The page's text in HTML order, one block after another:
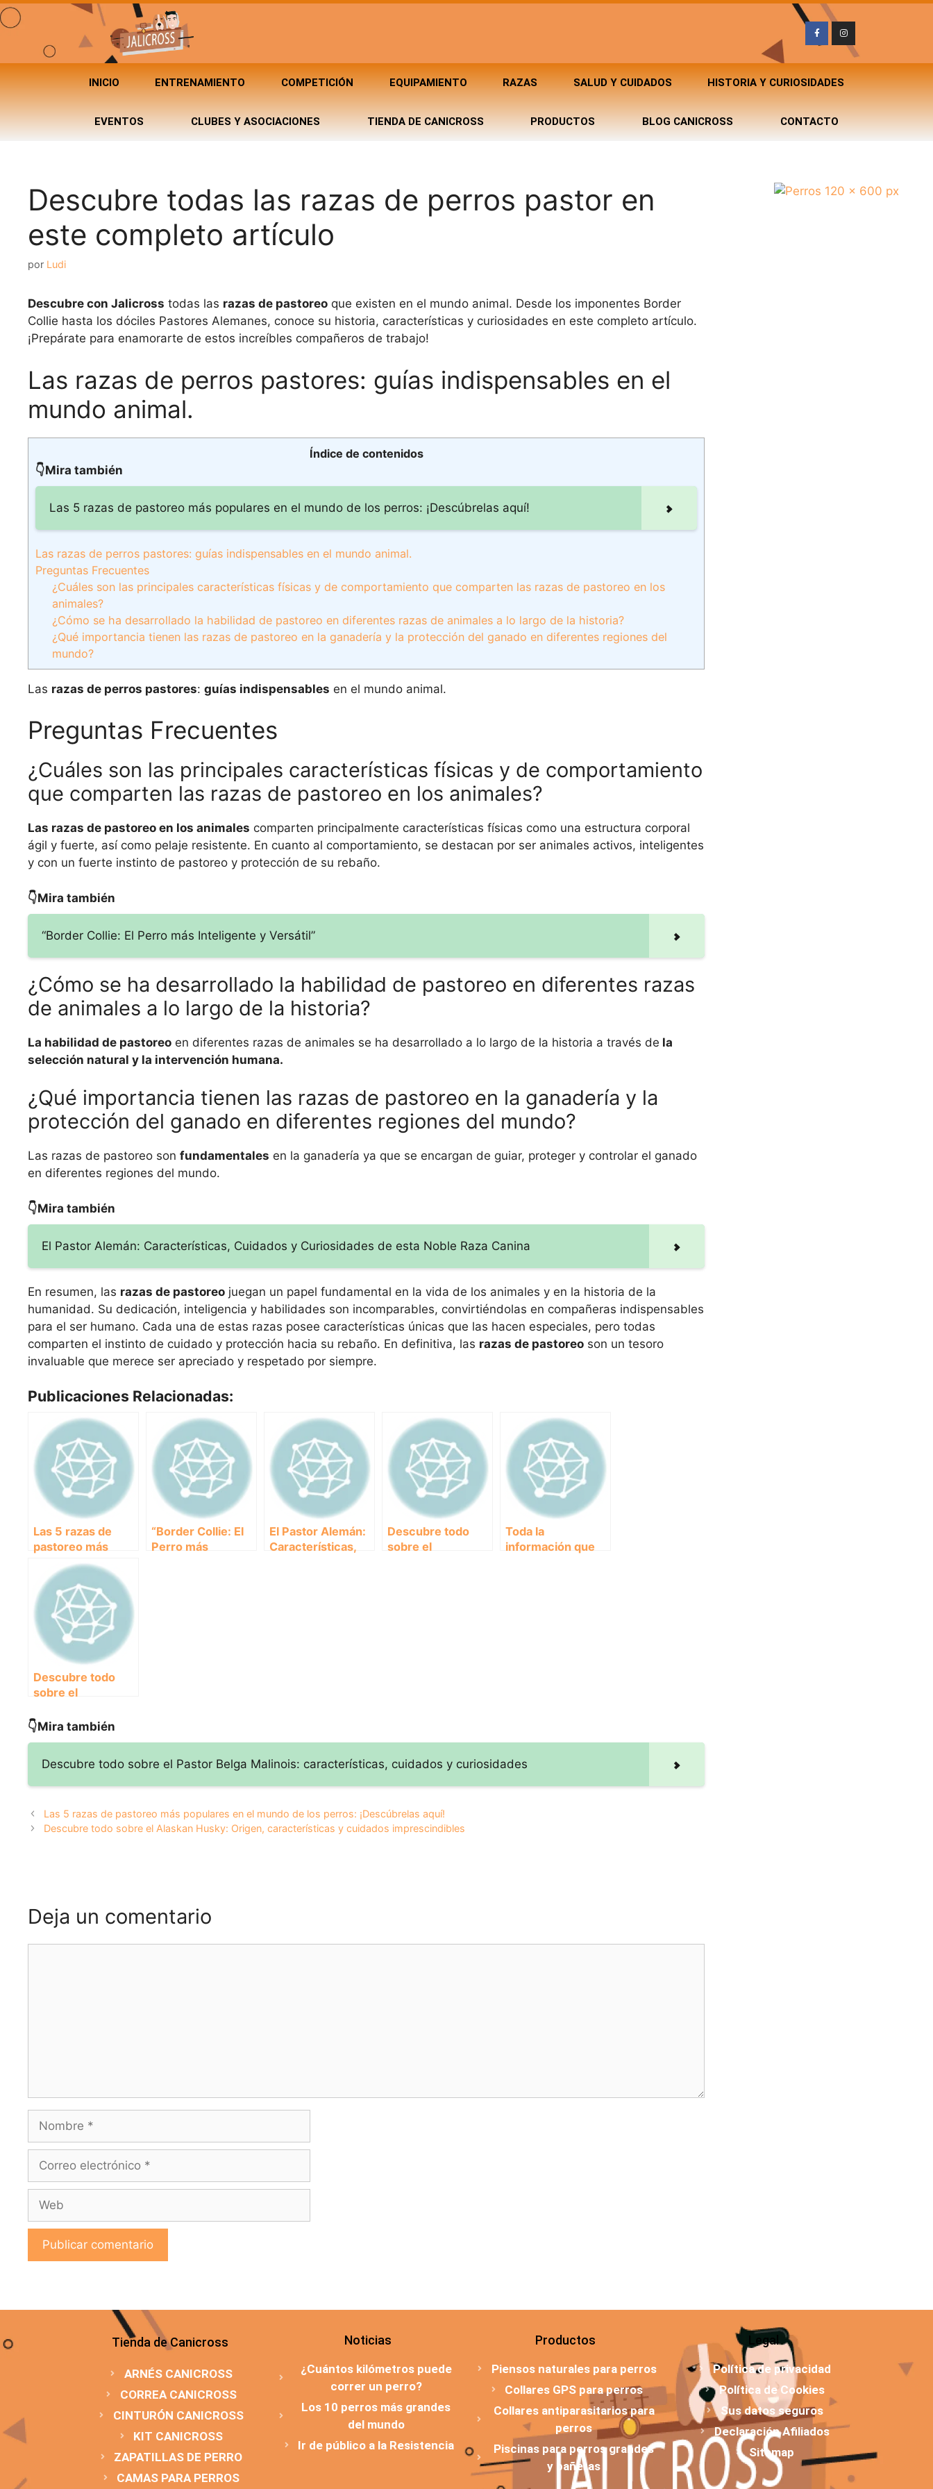
INICIO ENTRENAMIENTO COMPETICIÓN EQUIPAMIENTO RAZAS SALUD Y CUIDADOS HISTORIA Y CURIOSIDADES
EVENTOS CLUBES Y ASOCIACIONES TIENDA DE CANICROSS PRODUCTOS BLOG CANICROSS CONTACTO
Descubre todas las razas de perros pastor en
este completo artículo
por Ludi
Descubre con Jalicross todas las razas de pastoreo que existen en el mundo animal. Desde los imponentes Border
Collie hasta los dóciles Pastores Alemanes, conoce su historia, características y curiosidades en este completo artículo.
¡Prepárate para enamorarte de estos increíbles compañeros de trabajo!
Las razas de perros pastores: guías indispensables en el
mundo animal.
Índice de contenidos
👇Mira también
Las 5 razas de pastoreo más populares en el mundo de los perros: ¡Descúbrelas aquí!
Las razas de perros pastores: guías indispensables en el mundo animal.
Preguntas Frecuentes
¿Cuáles son las principales características físicas y de comportamiento que comparten las razas de pastoreo en los
animales?
¿Cómo se ha desarrollado la habilidad de pastoreo en diferentes razas de animales a lo largo de la historia?
¿Qué importancia tienen las razas de pastoreo en la ganadería y la protección del ganado en diferentes regiones del
mundo?
Las razas de perros pastores: guías indispensables en el mundo animal.
Preguntas Frecuentes
¿Cuáles son las principales características físicas y de comportamiento
que comparten las razas de pastoreo en los animales?
Las razas de pastoreo en los animales comparten principalmente características físicas como una estructura corporal
ágil y fuerte, así como pelaje resistente. En cuanto al comportamiento, se destacan por ser animales activos, inteligentes
y con un fuerte instinto de pastoreo y protección de su rebaño.
👇Mira también
“Border Collie: El Perro más Inteligente y Versátil”
¿Cómo se ha desarrollado la habilidad de pastoreo en diferentes razas
de animales a lo largo de la historia?
La habilidad de pastoreo en diferentes razas de animales se ha desarrollado a lo largo de la historia a través de la
selección natural y la intervención humana.
¿Qué importancia tienen las razas de pastoreo en la ganadería y la
protección del ganado en diferentes regiones del mundo?
Las razas de pastoreo son fundamentales en la ganadería ya que se encargan de guiar, proteger y controlar el ganado
en diferentes regiones del mundo.
👇Mira también
El Pastor Alemán: Características, Cuidados y Curiosidades de esta Noble Raza Canina
En resumen, las razas de pastoreo juegan un papel fundamental en la vida de los animales y en la historia de la
humanidad. Su dedicación, inteligencia y habilidades son incomparables, convirtiéndolas en compañeras indispensables
para el ser humano. Cada una de estas razas posee características únicas que las hacen especiales, pero todas
comparten el instinto de cuidado y protección hacia su rebaño. En definitiva, las razas de pastoreo son un tesoro
invaluable que merece ser apreciado y respetado por siempre.
Publicaciones Relacionadas:
Las 5 razas de
pastoreo más
populares en el
mundo de los
perros:
¡Descúbrelas aquí!
“Border Collie: El
Perro más
El Pastor Alemán:
Características,
Descubre todo
sobre el
Toda la
información que
Descubre todo
sobre el
de Canaán:
cuidados
👇Mira también
Descubre todo sobre el Pastor Belga Malinois: características, cuidados y curiosidades
Las 5 razas de pastoreo más populares en el mundo de los perros: ¡Descúbrelas aquí!
Descubre todo sobre el Alaskan Husky: Origen, características y cuidados imprescindibles
Deja un comentario
Tienda de Canicross
ARNÉS CANICROSS
CORREA CANICROSS
CINTURÓN CANICROSS
KIT CANICROSS
ZAPATILLAS DE PERRO
CAMAS PARA PERROS
Noticias
¿Cuántos kilómetros puede
correr un perro?
Los 10 perros más grandes
del mundo
Ir de público a la Resistencia
Productos
Piensos naturales para perros
Collares GPS para perros
Collares antiparasitarios para
perros
Piscinas para perros grandes
y bañeras
Legal
Política de privacidad
Política de Cookies
Sus datos seguros
Declaración Afiliados
Sitemap